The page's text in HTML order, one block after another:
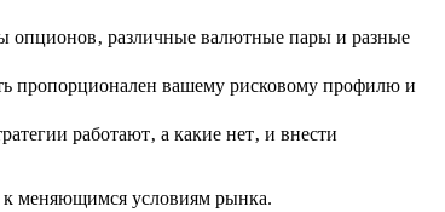
опционов‚ различные валютные пары и разные
пропорционален вашему рисковому профилю и
работают‚ а какие нет‚ и внести
к меняющимся условиям рынка.